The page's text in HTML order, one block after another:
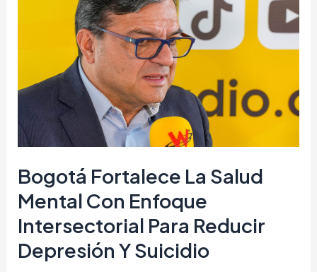
Bogotá Fortalece La Salud
Mental Con Enfoque
Intersectorial Para Reducir
Depresión Y Suicidio
mental
enfoque
intersectorial
para
reducir
depresión
y
suicidio